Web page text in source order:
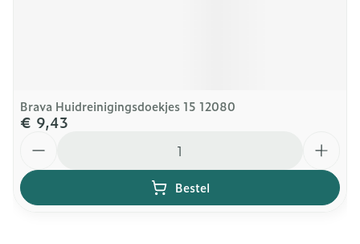
Brava Huidreinigingsdoekjes 15 12080
€ 9,43
Bestel